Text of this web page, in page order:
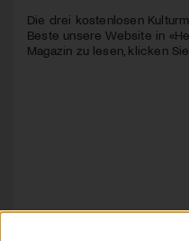
Die drei kostenlosen
Beste unsere Website in
Magazin zu lesen, klicken